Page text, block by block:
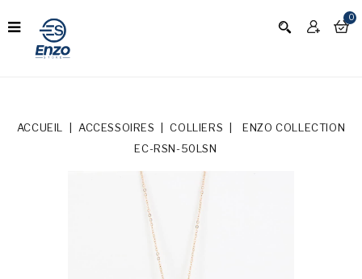
0
ACCUEIL ACCESSOIRES COLLIERS
ENZO COLLECTION
EC-RSN-50LSN